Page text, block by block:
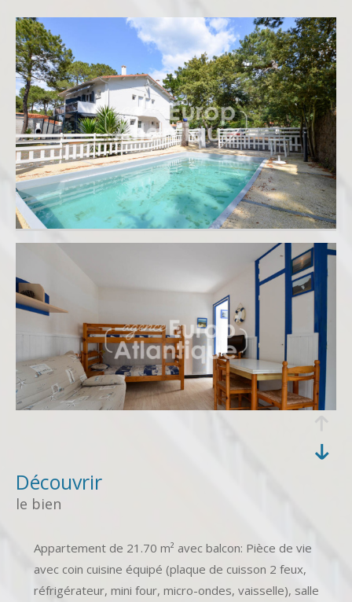
découvrir
le bien
Appartement de 21.70 m² avec balcon: Pièce de vie
avec coin cuisine équipé (plaque de cuisson 2 feux,
réfrigérateur, mini four, micro-ondes, vaisselle), salle